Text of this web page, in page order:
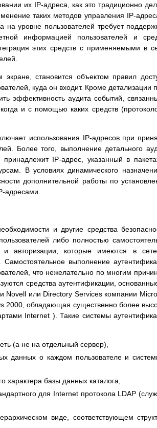
их IP-адреса, как это традиционно
таких методов управления IP-
на уровне пользователей требует
информацией пользователей и
этих средств с применяемыми в
становится объектом правил
куда он входит. Кроме детализации
эффективность аудита событий,
и с помощью каких средств
использования IP-адресов при
Более того, выполнение детального
IP-адрес, указанный в
В условиях динамического
дополнительной работы по
адресами.
и другие средства
либо полностью
авторизации, которые имеются в
выполнение
что нежелательно по многим
средства аутентификации,
Novell или Directory Services компании
2000, обладающая существенно более
Internet ). Такие системы
(а не на отдельный сервер),
данных о каждом пользователе и
характера базы данных каталога,
для Internet протокола LDAP
виде, соответствующем